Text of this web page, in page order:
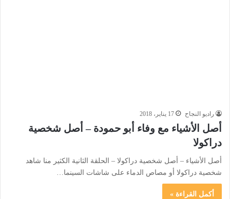
راديو النجاح 17 يناير، 2018
أصل الأشياء مع وفاء أبو حمودة – أصل شخصية
دراكولا
أصل الأشياء – أصل شخصية دراكولا – الحلقة الثانية الكثير منا شاهد
شخصية دراكولا أو مصاص الدماء على شاشات السينما…
أكمل القراءة »